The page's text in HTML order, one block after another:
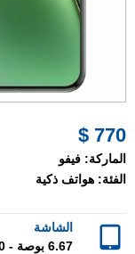
770 $
الماركة: فيفو
الفئة: هواتف ذكية
الشاشة
6.67 بوصة - 120 هرتز - AMOLED